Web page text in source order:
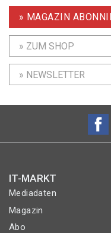
» MAGAZIN
» ZUM SHOP
» NEWSLETTER
IT-MARKT
Mediadaten
Magazin
Abo